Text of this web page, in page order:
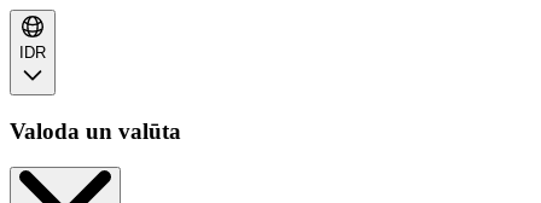
IDR
Valoda un valūta